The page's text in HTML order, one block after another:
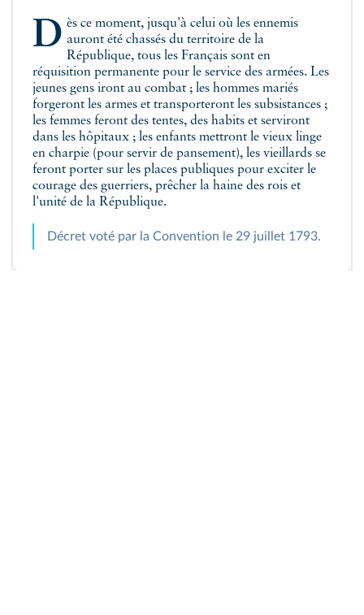
Dès ce moment, jusqu'à celui où les ennemis auront été chassés du territoire de la
République, tous les Français sont en
réquisition permanente pour le service des armées. Les
jeunes gens iront au combat ; les hommes mariés
forgeront les armes et transporteront les subsistances ;
les femmes feront des tentes, des habits et serviront
dans les hôpitaux ; les enfants mettront le vieux linge
en charpie (pour servir de pansement), les vieillards se
feront porter sur les places publiques pour exciter le
courage des guerriers, prêcher la haine des rois et
l'unité de la République.
Décret voté par la Convention le 29 juillet 1793.